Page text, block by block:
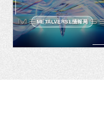
METALVERSE情報局